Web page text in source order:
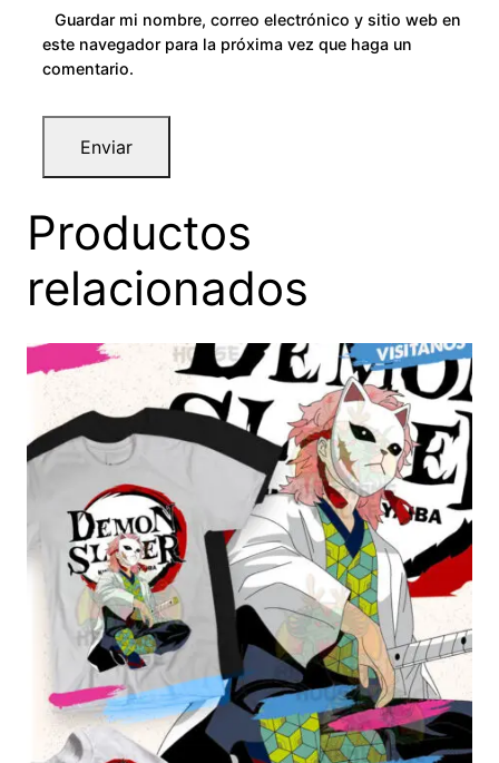
Guardar mi nombre, correo electrónico y sitio web en
este navegador para la próxima vez que haga un
comentario.
Productos
relacionados